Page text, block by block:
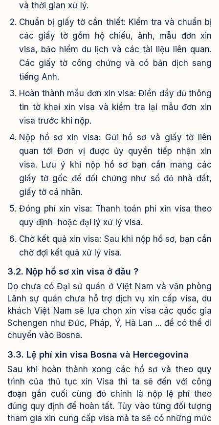
và thời gian xử lý.
Chuẩn bị giấy tờ cần thiết: Kiểm tra và chuẩn bị
các giấy tờ gồm hộ chiếu, ảnh, mẫu đơn xin
visa, bảo hiểm du lịch và các tài liệu liên quan.
Các giấy tờ công chứng và có bản dịch sang
tiếng Anh.
Hoàn thành mẫu đơn xin visa: Điền đầy đủ thông
tin tờ khai xin visa và kiểm tra lại mẫu đơn xin
visa trước khi nộp.
Nộp hồ sơ xin visa: Gửi hồ sơ và giấy tờ liên
quan tới Đơn vị được ủy quyền tiếp nhận xin
visa. Lưu ý khi nộp hồ sơ bạn cần mang các
giấy tờ gốc để đối chứng như sổ đỏ nhà đất,
giấy tờ cá nhân.
Đóng phí xin visa: Thanh toán phí xin visa theo
quy định hoặc đại lý xử lý visa.
Chờ kết quả xin visa: Sau khi nộp hồ sơ, bạn cần
chờ đợi kết quả xử lý visa.
3.2. Nộp hồ sơ xin visa ở đâu ?
Do chưa có Đại sứ quán ở Việt Nam và văn phòng
Lãnh sự quán chưa hỗ trợ dịch vụ xin cấp visa, du
khách Việt Nam sẽ lựa chọn xin visa các quốc gia
Schengen như Đức, Pháp, Ý, Hà Lan ... để có thể di
chuyển vào Bosna.
3.3. Lệ phí xin visa Bosna và Hercegovina
Sau khi hoàn thành xong các hồ sơ và theo quy
trình của thủ tục xin Visa thì ta sẽ đến với công
đoạn gần cuối cùng đó chính là nộp lệ phí theo
đúng quy định để hoàn tất. Tùy vào từng đối tượng
tham gia xin cung cấp visa mà ta sẽ có những mức